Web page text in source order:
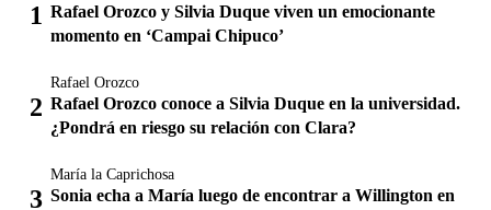
Rafael Orozco y Silvia Duque viven un emocionante
momento en ‘Campai Chipuco’
Rafael Orozco
Rafael Orozco conoce a Silvia Duque en la universidad.
¿Pondrá en riesgo su relación con Clara?
María la Caprichosa
Sonia echa a María luego de encontrar a Willington en